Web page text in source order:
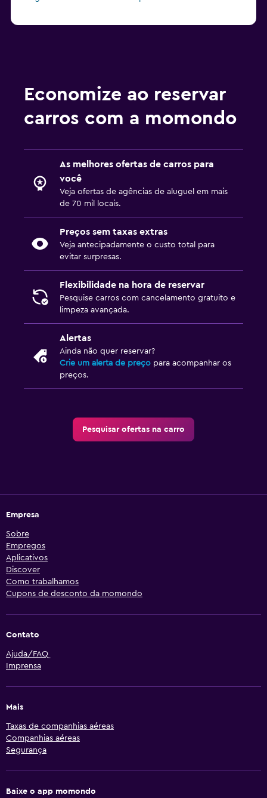
Economize ao reservar
carros com a momondo
As melhores ofertas de carros para
você
Veja ofertas de agências de aluguel em mais
de 70 mil locais.
Preços sem taxas extras
Veja antecipadamente o custo total para
evitar surpresas.
Flexibilidade na hora de reservar
Pesquise carros com cancelamento gratuito e
limpeza avançada.
Alertas
Ainda não quer reservar?
Crie um alerta de preço para acompanhar os
preços.
Pesquisar ofertas na carro
Empresa
Sobre
Empregos
Aplicativos
Discover
Como trabalhamos
Cupons de desconto da momondo
Contato
Ajuda/FAQ
Imprensa
Mais
Taxas de companhias aéreas
Companhias aéreas
Segurança
Baixe o app momondo